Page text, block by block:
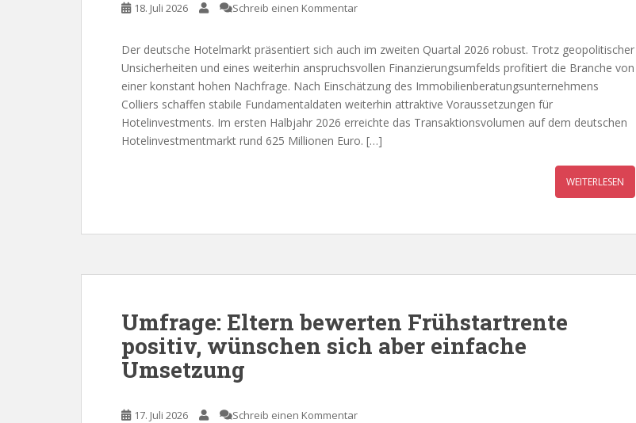
18. Juli 2026 Schreib einen Kommentar
Der deutsche Hotelmarkt präsentiert sich auch im zweiten Quartal 2026 robust. Trotz geopolitischer
Unsicherheiten und eines weiterhin anspruchsvollen Finanzierungsumfelds profitiert die Branche von
einer konstant hohen Nachfrage. Nach Einschätzung des Immobilienberatungsunternehmens
Colliers schaffen stabile Fundamentaldaten weiterhin attraktive Voraussetzungen für
Hotelinvestments. Im ersten Halbjahr 2026 erreichte das Transaktionsvolumen auf dem deutschen
Hotelinvestmentmarkt rund 625 Millionen Euro. […]
WEITERLESEN
Umfrage: Eltern bewerten Frühstartrente
positiv, wünschen sich aber einfache
Umsetzung
17. Juli 2026 Schreib einen Kommentar